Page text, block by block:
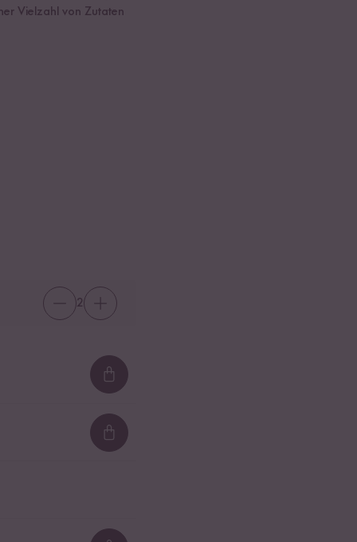
Vielzahl von Zutaten
2
Loading...
Loading...